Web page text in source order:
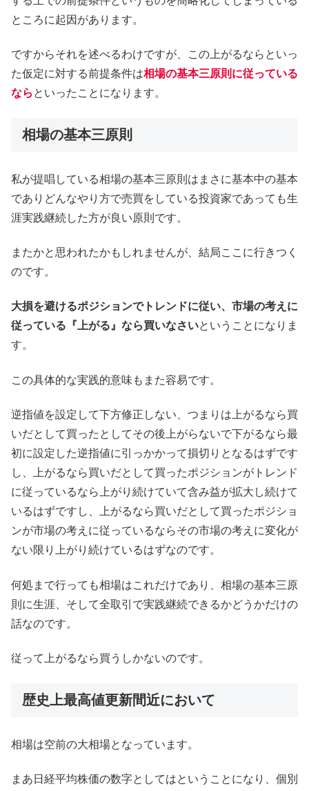
ところに起因があります。
ですからそれを述べるわけですが、この上がるならといっ
た仮定に対する前提条件は相場の基本三原則に従っている
なら といったことになります。
相場の基本三原則
私が提唱している相場の基本三原則はまさに基本中の基本
でありどんなやり方で売買をしている投資家であっても生
涯実践継続した方が良い原則です。
またかと思われたかもしれませんが、結局ここに行きつく
のです。
大損を避けるポジションでトレンドに従い、市場の考えに
従っている『上がる』なら買いなさいということになりま
す。
この具体的な実践的意味もまた容易です。
逆指値を設定して下方修正しない、つまりは上がるなら買
いだとして買ったとしてその後上がらないで下がるなら最
初に設定した逆指値に引っかかって損切りとなるはずです
し、上がるなら買いだとして買ったポジションがトレンド
に従っているなら上がり続けていて含み益が拡大し続けて
いるはずですし、上がるなら買いだとして買ったポジショ
ンが市場の考えに従っているならその市場の考えに変化が
ない限り上がり続けているはずなのです。
何処まで行っても相場はこれだけであり、相場の基本三原
則に生涯、そして全取引で実践継続できるかどうかだけの
話なのです。
従って上がるなら買うしかないのです。
歴史上最高値更新間近において
相場は空前の大相場となっています。
まあ日経平均株価の数字としてはということになり、個別